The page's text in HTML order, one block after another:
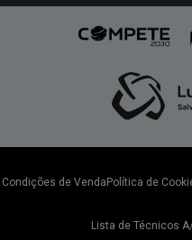
Condições de Venda Política de
Lista de Técnicos